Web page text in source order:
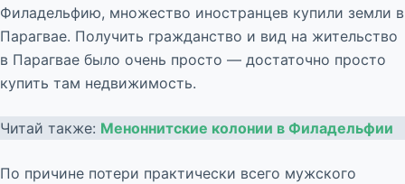
Филадельфию, множество иностранцев купили земли в
Парагвае. Получить гражданство и вид на жительство
в Парагвае было очень просто — достаточно просто
купить там недвижимость.
Читай также: Меноннитские колонии в Филадельфии
По причине потери практически всего мужского